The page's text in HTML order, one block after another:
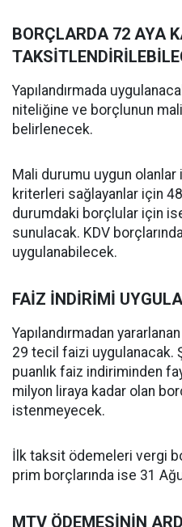
BORÇLARDA 72 AYA
Yapılandırmada
niteliğine ve borçlunun
belirlenecek.
Mali durumu uygun olanlar
kriterleri sağlayanlar için
durumdaki borçlular için
sunulacak. KDV
uygulanabilecek.
FAİZ İNDİRİMİ
Yapılandırmadan
29 tecil faizi uygulanacak.
puanlık faiz indiriminden
milyon liraya kadar olan
istenmeyecek.
İlk taksit ödemeleri vergi
prim borçlarında ise 31
MTV ÖDEMESİNİN